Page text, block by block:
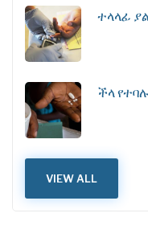
ተላላፊ
ችላ
VIEW ALL